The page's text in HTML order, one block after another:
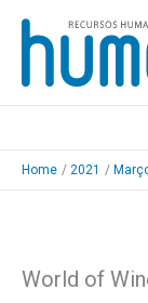
Skip
content
Home 2021
World of